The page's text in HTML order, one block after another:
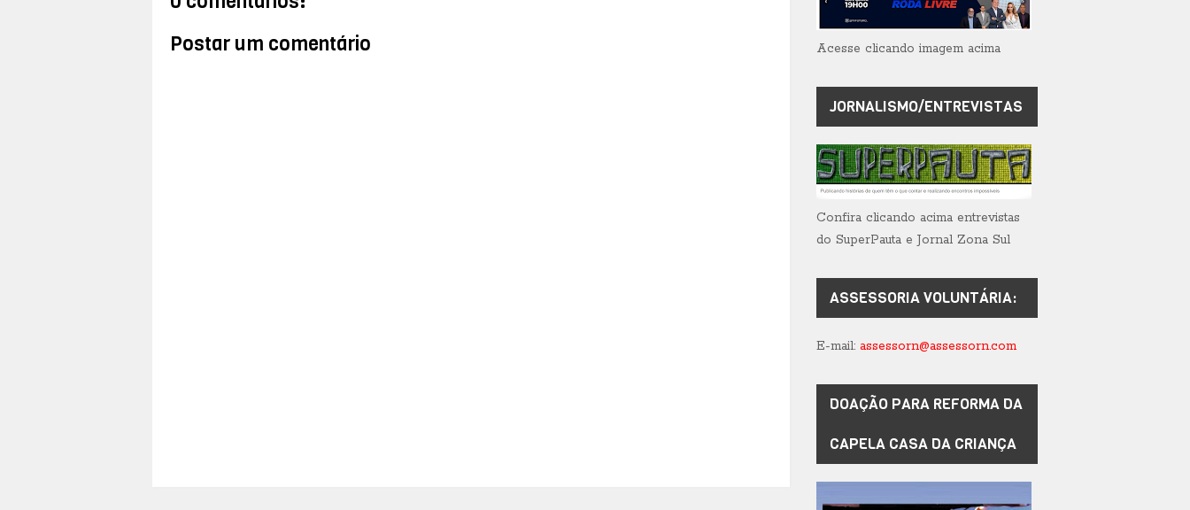
Postar um comentário
Acesse clicando imagem acima
JORNALISMO/ENTREVISTAS
Confira clicando acima entrevistas
do SuperPauta e Jornal Zona Sul
ASSESSORIA VOLUNTÁRIA:
E-mail: assessorn@assessorn.com
DOAÇÃO PARA REFORMA DA
CAPELA CASA DA CRIANÇA